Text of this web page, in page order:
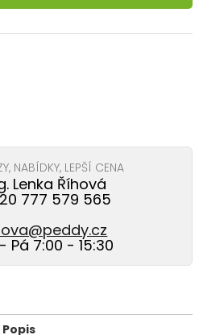
NABÍDKY, LEPŠÍ CENA
Lenka Říhová
777 579 565
Pá 7:00 - 15:30
Popis